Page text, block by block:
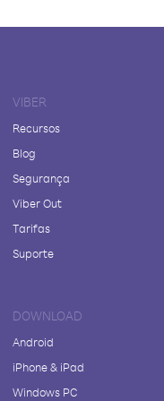
VIBER
Recursos
Blog
Segurança
Viber Out
Tarifas
Suporte
DOWNLOAD
Android
iPhone & iPad
Windows PC